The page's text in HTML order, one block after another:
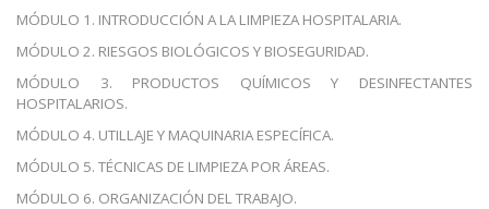
MÓDULO 1. INTRODUCCIÓN A LA LIMPIEZA HOSPITALARIA.
MÓDULO 2. RIESGOS BIOLÓGICOS Y BIOSEGURIDAD.
MÓDULO 3. PRODUCTOS QUÍMICOS Y DESINFECTANTES
HOSPITALARIOS.
MÓDULO 4. UTILLAJE Y MAQUINARIA ESPECÍFICA.
MÓDULO 5. TÉCNICAS DE LIMPIEZA POR ÁREAS.
MÓDULO 6. ORGANIZACIÓN DEL TRABAJO.